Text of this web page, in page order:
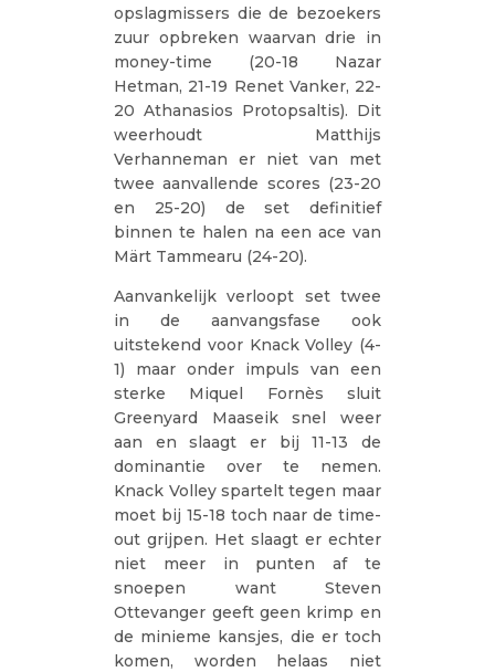
opslagmissers die de bezoekers
zuur opbreken waarvan drie in
money-time (20-18 Nazar
Hetman, 21-19 Renet Vanker, 22-
20 Athanasios Protopsaltis). Dit
weerhoudt Matthijs
Verhanneman er niet van met
twee aanvallende scores (23-20
en 25-20) de set definitief
binnen te halen na een ace van
Märt Tammearu (24-20).
Aanvankelijk verloopt set twee
in de aanvangsfase ook
uitstekend voor Knack Volley (4-
1) maar onder impuls van een
sterke Miquel Fornès sluit
Greenyard Maaseik snel weer
aan en slaagt er bij 11-13 de
dominantie over te nemen.
Knack Volley spartelt tegen maar
moet bij 15-18 toch naar de time-
out grijpen. Het slaagt er echter
niet meer in punten af te
snoepen want Steven
Ottevanger geeft geen krimp en
de minieme kansjes, die er toch
komen, worden helaas niet